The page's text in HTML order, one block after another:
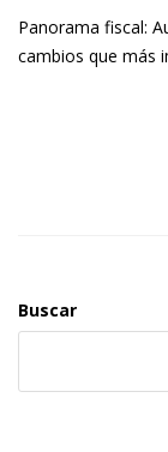
Panorama fiscal:
cambios que más
Buscar